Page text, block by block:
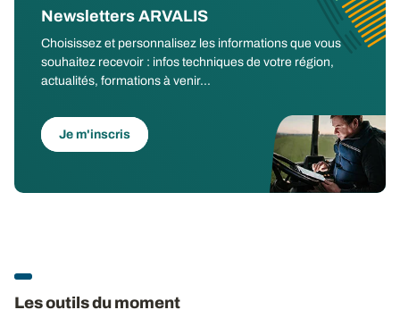
Newsletters ARVALIS
Choisissez et personnalisez les informations que vous
souhaitez recevoir : infos techniques de votre région,
actualités, formations à venir...
Je m'inscris
Les outils du moment